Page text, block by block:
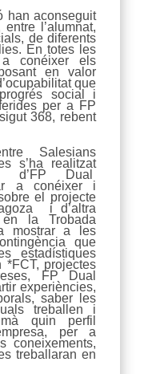
han aconseguit
l’alumnat,
de diferents
En totes les
a conéixer els
en valor
que
social i
per a FP
368, rebent
Salesians
s’ha realitzat
d’FP Dual
a conéixer i
el projecte
i d’altra
en la Trobada
mostrar a les
que
estadístiques
*FCT, projectes
FP Dual
experiències,
saber les
treballen i
quin perfil
per a
coneixements,
treballaran en